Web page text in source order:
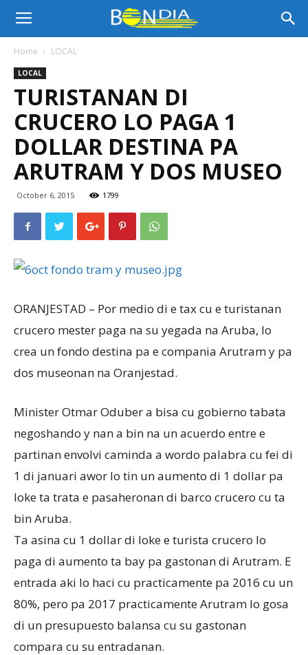
Bon
Dia
Aruba
Aruba
Home LOCAL
LOCAL
TURISTANAN DI
CRUCERO LO PAGA 1
DOLLAR DESTINA PA
ARUTRAM Y DOS MUSEO
October 6, 2015 1799
ORANJESTAD – Por medio di e tax cu e turistanan
crucero mester paga na su yegada na Aruba, lo
crea un fondo destina pa e compania Arutram y pa
dos museonan na Oranjestad.
Minister Otmar Oduber a bisa cu gobierno tabata
negoshando y nan a bin na un acuerdo entre e
partinan envolvi caminda a wordo palabra cu fei di
1 di januari awor lo tin un aumento di 1 dollar pa
loke ta trata e pasaheronan di barco crucero cu ta
bin Aruba.
Ta asina cu 1 dollar di loke e turista crucero lo
paga di aumento ta bay pa gastonan di Arutram. E
entrada aki lo haci cu practicamente pa 2016 cu un
80%, pero pa 2017 practicamente Arutram lo gosa
di un presupuesto balansa cu su gastonan
compara cu su entradanan.